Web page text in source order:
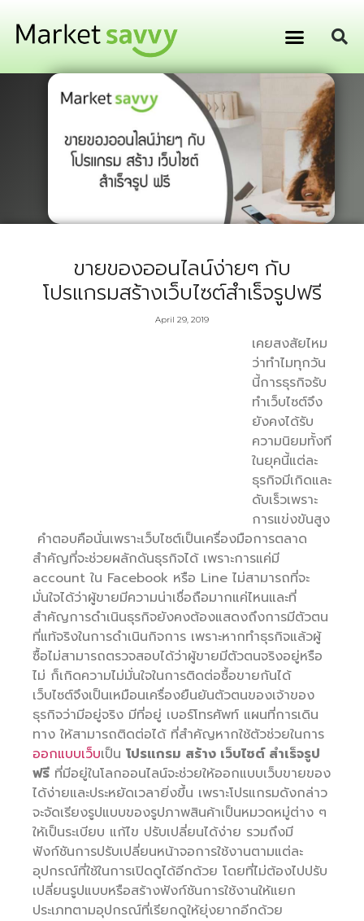
ขายของออนไลน์ง่ายๆ กับ
โปรแกรมสร้างเว็บไซต์สำเร็จรูปฟรี
April 29, 2019
เคยสงสัยไหม
ว่าทำไมทุกวัน
นี้การธุรกิจรับ
ทำเว็บไซต์จึง
ยังคงได้รับ
ความนิยมทั้งที
ในยุคนี้แต่ละ
ธุรกิจมีเกิดและ
ดับเร็วเพราะ
การแข่งขันสูง
คำตอบคือนั่นเพราะเว็บไซต์เป็นเครื่องมือการตลาด
สำคัญที่จะช่วยผลักดันธุรกิจได้ เพราะการแค่มี
account ใน Facebook หรือ Line ไม่สามารถที่จะ
มั่นใจได้ว่าผู้ขายมีความน่าเชื่อถือมากแค่ไหนและที่
สำคัญการดำเนินธุรกิจยังคงต้องแสดงถึงการมีตัวตน
ที่แท้จริงในการดำเนินกิจการ เพราะหากทำธุรกิจแล้วผู้
ซื้อไม่สามารถตรวจสอบได้ว่าผู้ขายมีตัวตนจริงอยู่หรือ
ไม่ ก็เกิดความไม่มั่นใจในการติดต่อซื้อขายกันได้
เว็บไซต์จึงเป็นเหมือนเครื่องยืนยันตัวตนของเจ้าของ
ธุรกิจว่ามีอยู่จริง มีที่อยู่ เบอร์โทรศัพท์ แผนที่การเดิน
ทาง ให้สามารถติดต่อได้ ที่สำคัญหากใช้ตัวช่วยในการ
ออกแบบเว็บเป็น โปรแกรม สร้าง เว็บไซต์ สำเร็จรูป
ฟรี ที่มีอยู่ในโลกออนไลน์จะช่วยให้ออกแบบเว็บขายของ
ได้ง่ายและประหยัดเวลายิ่งขึ้น เพราะโปรแกรมดังกล่าว
จะจัดเรียงรูปแบบของรูปภาพสินค้าเป็นหมวดหมู่ต่าง ๆ
ให้เป็นระเบียบ แก้ไข ปรับเปลี่ยนได้ง่าย รวมถึงมี
ฟังก์ชันการปรับเปลี่ยนหน้าจอการใช้งานตามแต่ละ
อุปกรณ์ที่ใช้ในการเปิดดูได้อีกด้วย โดยที่ไม่ต้องไปปรับ
เปลี่ยนรูปแบบหรือสร้างฟังก์ชันการใช้งานให้แยก
ประเภทตามอุปกรณ์ที่เรียกดูให้ยุ่งยากอีกด้วย